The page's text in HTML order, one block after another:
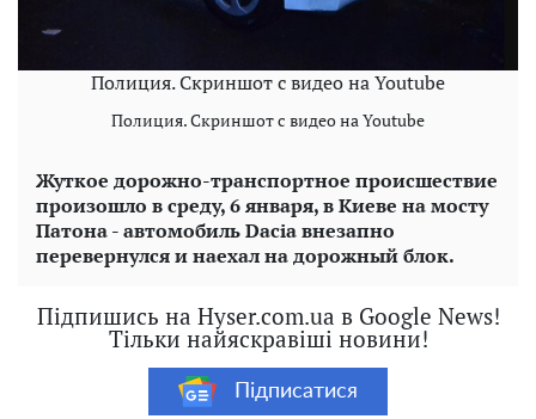
Полиция. Скриншот с видео на Youtube
Полиция. Скриншот с видео на Youtube
Жуткое дорожно-транспортное происшествие
произошло в среду, 6 января, в Киеве на мосту
Патона - автомобиль Dacia внезапно
перевернулся и наехал на дорожный блок.
Підпишись на Hyser.com.ua в Google News!
Тільки найяскравіші новини!
Підписатися